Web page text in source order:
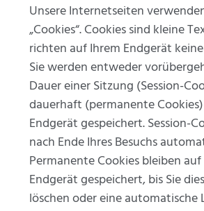
Unsere Internetseiten
„Cookies“. Cookies sind kleine
richten auf Ihrem Endgerät
Sie werden entweder
Dauer einer Sitzung (Session-
dauerhaft (permanente
Endgerät gespeichert. Session-
nach Ende Ihres Besuchs
Permanente Cookies bleiben
Endgerät gespeichert, bis Sie
löschen oder eine automatische